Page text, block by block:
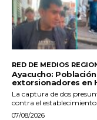
RED DE MEDIOS
Ayacucho:
extorsionadores en
La captura de dos
contra el establecimiento...
07/08/2026